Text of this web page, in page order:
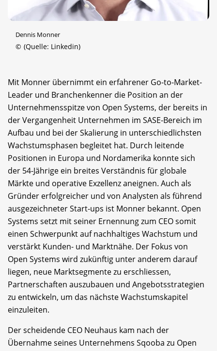
Dennis Monner
© (Quelle: Linkedin)
Mit Monner übernimmt ein erfahrener Go-to-Market-
Leader und Branchenkenner die Position an der
Unternehmensspitze von Open Systems, der bereits in
der Vergangenheit Unternehmen im SASE-Bereich im
Aufbau und bei der Skalierung in unterschiedlichsten
Wachstumsphasen begleitet hat. Durch leitende
Positionen in Europa und Nordamerika konnte sich
der 54-Jährige ein breites Verständnis für globale
Märkte und operative Exzellenz aneignen. Auch als
Gründer erfolgreicher und von Analysten als führend
ausgezeichneter Start-ups ist Monner bekannt. Open
Systems setzt mit seiner Ernennung zum CEO somit
einen Schwerpunkt auf nachhaltiges Wachstum und
verstärkt Kunden- und Marktnähe. Der Fokus von
Open Systems wird zukünftig unter anderem darauf
liegen, neue Marktsegmente zu erschliessen,
Partnerschaften auszubauen und Angebotsstrategien
zu entwickeln, um das nächste Wachstumskapitel
einzuleiten.
Der scheidende CEO Neuhaus kam nach der
Übernahme seines Unternehmens Sqooba zu Open